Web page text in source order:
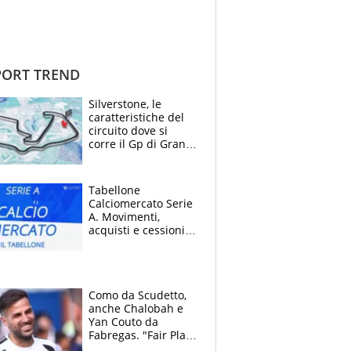
TREND
Silverstone, le
caratteristiche del
circuito dove si
corre il Gp di Gran
Tabellone
Calciomercato Serie
A. Movimenti,
acquisti e cessioni:
Como da Scudetto,
anche Chalobah e
Yan Couto da
Fabregas. "Fair Play